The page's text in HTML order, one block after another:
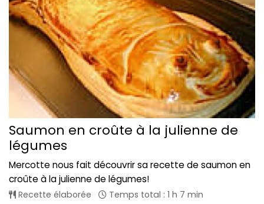
Saumon en croûte à la julienne de
légumes
Mercotte nous fait découvrir sa recette de saumon en
croûte à la julienne de légumes!
Recette élaborée Temps total : 1 h 7 min